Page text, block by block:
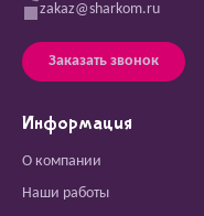
zakaz@sharkom.ru
Заказать звонок
Информация
О компании
Наши работы